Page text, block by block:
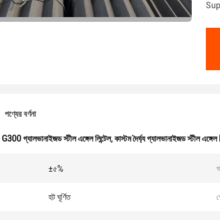
পণ্যের বর্ণনা
G300 গ্যালভানাইজড স্টীল এঙ্গেল লিন্টেল,কাস্টম দৈর্ঘ্য গ্যালভানাইজড স্টীল
±৫%
হট ঘূর্ণিত